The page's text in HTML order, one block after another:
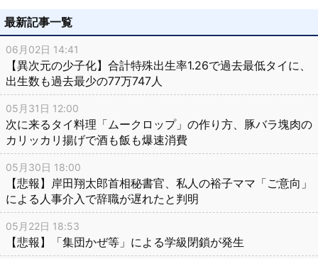
最新記事一覧
06月02日 14:41
【異次元の少子化】合計特殊出生率1.26で過去最低タイに、
出生数も過去最少の77万747人
05月31日 12:00
次に来るタイ料理「ムークロップ」の作り方、豚バラ塊肉の
カリッカリ揚げで酒も飯も爆速消費
05月30日 18:00
【悲報】岸田翔太郎首相秘書官、私人の裕子ママ「ご意向」
による人事介入で辞職が遅れたと判明
05月22日 18:53
【悲報】「集団かぜ等」による学級閉鎖が発生